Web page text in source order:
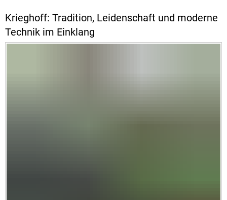
Krieghoff: Tradition, Leidenschaft und moderne
Technik im Einklang